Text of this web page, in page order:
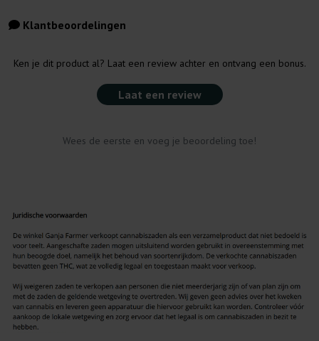
Klantbeoordelingen
Ken je dit product al? Laat een review achter en ontvang een bonus.
Laat een review
Wees de eerste en voeg je beoordeling toe!